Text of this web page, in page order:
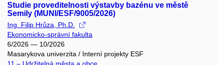
Studie proveditelnosti výstavby bazénu ve městě
Semily (MUNI/ESF/9005/2026)
Ing. Filip Hrůza, Ph.D.
Ekonomicko-správní fakulta
6/2026 — 10/2026
Masarykova univerzita / Interní projekty ESF